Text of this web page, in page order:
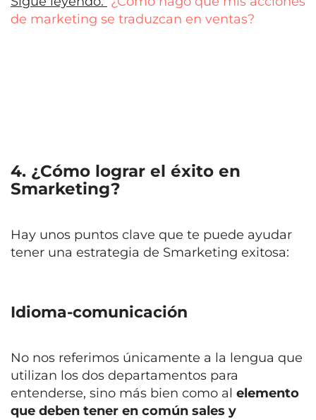
de marketing se traduzcan en ventas?
4. ¿Cómo lograr el éxito en
Smarketing?
Hay unos puntos clave que te puede ayudar
tener una estrategia de Smarketing exitosa:
Idioma-comunicación
No nos referimos únicamente a la lengua que
utilizan los dos departamentos para
entenderse, sino más bien como al elemento
que deben tener en común sales y